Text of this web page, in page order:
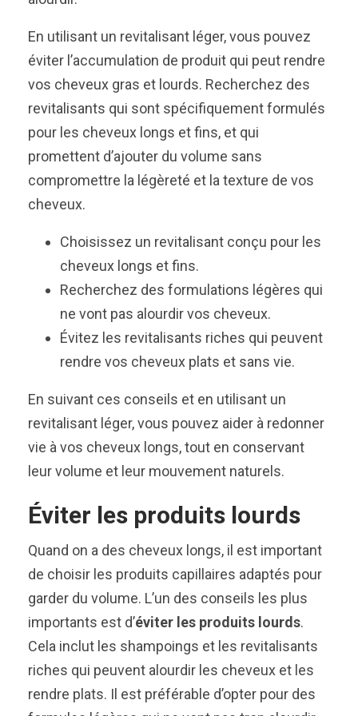
En utilisant un revitalisant léger, vous pouvez
éviter l’accumulation de produit qui peut rendre
vos cheveux gras et lourds. Recherchez des
revitalisants qui sont spécifiquement formulés
pour les cheveux longs et fins, et qui
promettent d’ajouter du volume sans
compromettre la légèreté et la texture de vos
cheveux.
Choisissez un revitalisant conçu pour les
cheveux longs et fins.
Recherchez des formulations légères qui
ne vont pas alourdir vos cheveux.
Évitez les revitalisants riches qui peuvent
rendre vos cheveux plats et sans vie.
En suivant ces conseils et en utilisant un
revitalisant léger, vous pouvez aider à redonner
vie à vos cheveux longs, tout en conservant
leur volume et leur mouvement naturels.
Éviter les produits lourds
Quand on a des cheveux longs, il est important
de choisir les produits capillaires adaptés pour
garder du volume. L’un des conseils les plus
importants est d’éviter les produits lourds.
Cela inclut les shampoings et les revitalisants
riches qui peuvent alourdir les cheveux et les
rendre plats. Il est préférable d’opter pour des